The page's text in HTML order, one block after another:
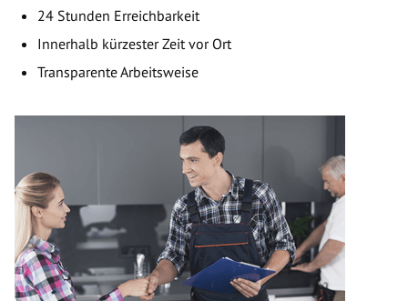
24 Stunden Erreichbarkeit
Innerhalb kürzester Zeit vor Ort
Transparente Arbeitsweise